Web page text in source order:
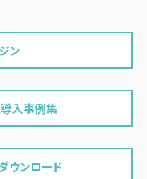
ン
入事例集
ウンロード